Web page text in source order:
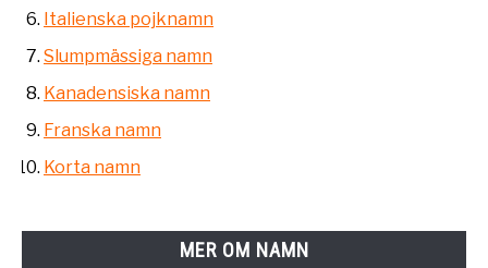
Italienska pojknamn
Slumpmässiga namn
Kanadensiska namn
Franska namn
Korta namn
MER OM NAMN